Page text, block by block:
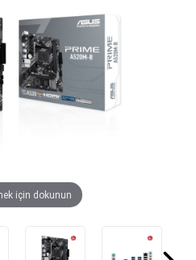
için dokunun